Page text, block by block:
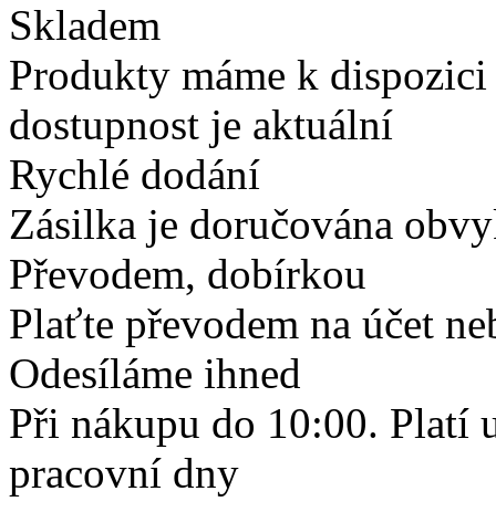
Skladem
Produkty máme k
dostupnost je aktuální
Rychlé dodání
Zásilka je doručována
Převodem, dobírkou
Plaťte převodem na účet
Odesíláme ihned
Při nákupu do 10:00. Platí
pracovní dny